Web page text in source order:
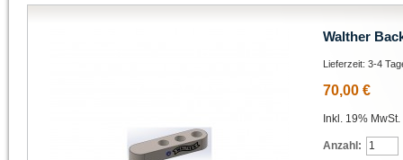
Walther
Lieferzeit: 3-4
70,00 €
Inkl. 19% MwSt.
Anzahl:
Bestellungen